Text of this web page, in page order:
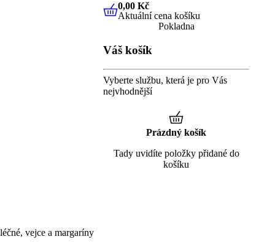
vejce a margaríny
0,00 KčAktuální cena košíku
0,00 Kč
Aktuální cena košíku
Pokladna
Váš košík
Vyberte službu, která je pro Vás
nejvhodnější
Prázdný košík
Tady uvidíte položky přidané do
košíku